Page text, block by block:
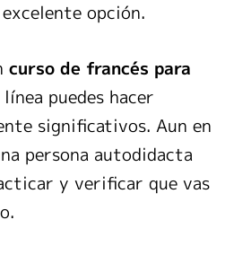
opción.
curso de francés para
puedes hacer
significativos. Aun en
persona autodidacta
y verificar que vas